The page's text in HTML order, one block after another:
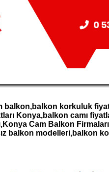
korkuluk
Konya,balkon camı
Cam Balkon
balkon modelleri,balkon